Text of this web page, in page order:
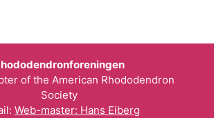
of the American Rhododendron
Society
Web-master: Hans Eiberg